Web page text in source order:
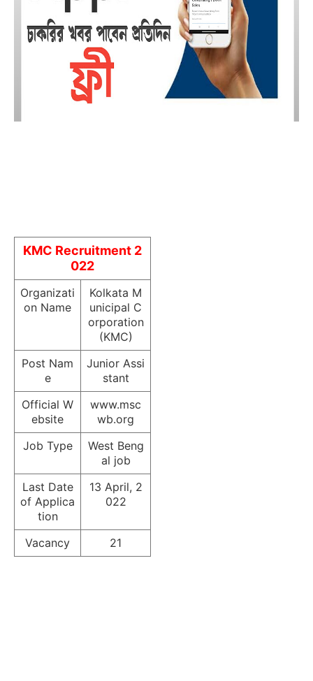
KMC Recruitment 2
022
Organizati
on Name
Kolkata M
unicipal C
orporation
(KMC)
Post Nam
e
Junior Assi
stant
Official W
ebsite
www.msc
wb.org
Job Type
West Beng
al job
Last Date
of Applica
tion
13 April, 2
022
Vacancy 21